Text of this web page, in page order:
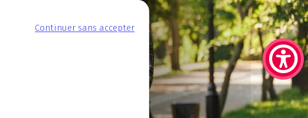
Continuer sans accepter